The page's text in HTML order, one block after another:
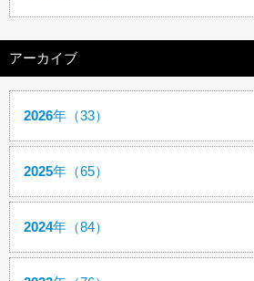
アーカイブ
2026年（33）
2025年（65）
2024年（84）